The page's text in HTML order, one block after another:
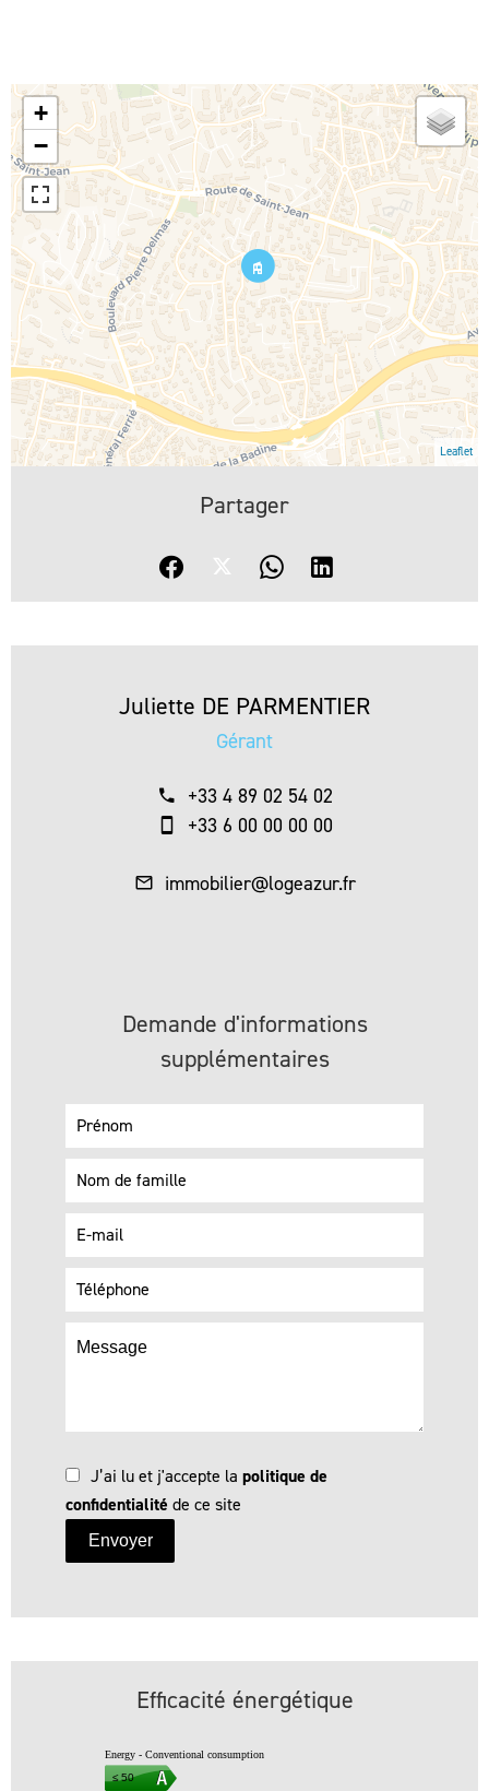
+
−
Leaflet
Partager
Juliette DE PARMENTIER
Gérant
+33 4 89 02 54 02
+33 6 00 00 00 00
immobilier@logeazur.fr
Demande d'informations
supplémentaires
J’ai lu et j'accepte la politique de
confidentialité de ce site
Envoyer
Efficacité énergétique